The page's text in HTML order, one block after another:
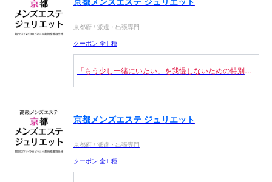
京都府 / 派遣・出張専門
クーポン 全1 種
「もう少し一緒にいたい」を我慢しないための特別価
120分27,000円→23,000円（税込）
150分35,000円→30,000円（税込）
時間を延ばすほど満足度が跳ね上がる、この内容は正
直反則。
今だから選べる、今だから試せる。
京都メンズエステ ジュリエット
京都府 / 派遣・出張専門
クーポン 全1 種